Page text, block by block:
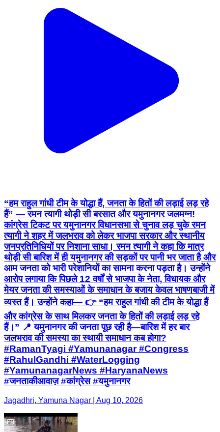
“हम राहुल गांधी टीम के योद्धा हैं, जनता के हितों की लड़ाई लड़ रहे
हैं” — रमन त्यागी थोड़ी सी बरसात और यमुनानगर जलमग्न!
कांग्रेस टिकट पर यमुनानगर विधानसभा से चुनाव लड़ चुके रमन
त्यागी ने शहर में जलभराव को लेकर भाजपा सरकार और स्थानीय
जनप्रतिनिधियों पर निशाना साधा। रमन त्यागी ने कहा कि मात्र
थोड़ी सी बारिश में ही यमुनानगर की सड़कों पर पानी भर जाता है और
आम जनता को भारी परेशानियों का सामना करना पड़ता है। उन्होंने
आरोप लगाया कि पिछले 12 वर्षों से भाजपा के नेता, विधायक और
मेयर जनता की समस्याओं के समाधान के बजाय केवल भाषणबाजी में
व्यस्त हैं। उन्होंने कहा— 👉 “हम राहुल गांधी की टीम के योद्धा हैं
और कांग्रेस के साथ मिलकर जनता के हितों की लड़ाई लड़ रहे
हैं।” 📍 यमुनानगर की जनता पूछ रही है—बारिश में हर बार
जलभराव की समस्या का स्थायी समाधान कब होगा?
#RamanTyagi #Yamunanagar #Congress
#RahulGandhi #WaterLogging
#YamunanagarNews #HaryanaNews
#जनताकीआवाज़ #कांग्रेस #यमुनानगर
Jagadhri, Yamuna Nagar | Aug 10, 2026